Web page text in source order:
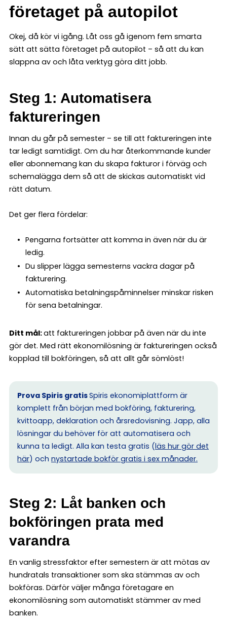
företaget på autopilot
Okej, då kör vi igång. Låt oss gå igenom fem smarta
sätt att sätta företaget på autopilot – så att du kan
slappna av och låta verktyg göra ditt jobb.
Steg 1: Automatisera
faktureringen
Innan du går på semester – se till att faktureringen inte
tar ledigt samtidigt. Om du har återkommande kunder
eller abonnemang kan du skapa fakturor i förväg och
schemalägga dem så att de skickas automatiskt vid
rätt datum.
Det ger flera fördelar:
Pengarna fortsätter att komma in även när du är
ledig.
Du slipper lägga semesterns vackra dagar på
fakturering.
Automatiska betalningspåminnelser minskar risken
för sena betalningar.
Ditt mål:att faktureringen jobbar på även när du inte
gör det. Med rätt ekonomilösning är faktureringen också
kopplad till bokföringen, så att allt går sömlöst!
Prova Spiris gratisSpiris ekonomiplattform är
komplett från början med bokföring, fakturering,
kvittoapp, deklaration och årsredovisning. Japp, alla
lösningar du behöver för att automatisera och
kunna ta ledigt. Alla kan testa gratis (läs hur gör det
här) och nystartade bokför gratis i sex månader.
Steg 2: Låt banken och
bokföringen prata med
varandra
En vanlig stressfaktor efter semestern är att mötas av
hundratals transaktioner som ska stämmas av och
bokföras. Därför väljer många företagare en
ekonomilösning som automatiskt stämmer av med
banken.